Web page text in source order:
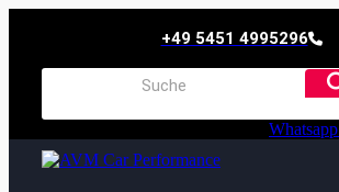
+49 5451 4995296
Whatsapp